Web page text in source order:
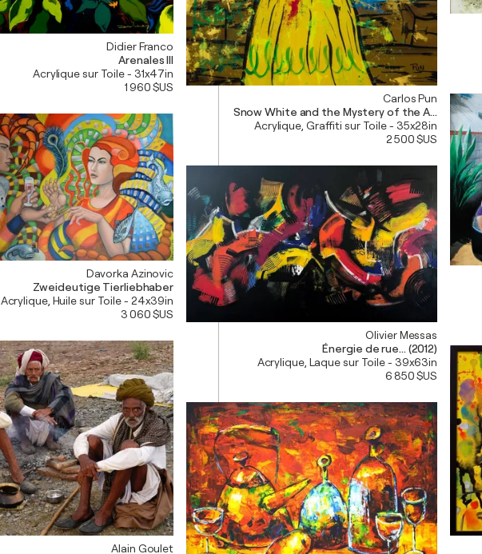
Didier Franco
Arenales III
Acrylique sur Toile - 31x47in
1 960 $US
Davorka Azinovic
Zweideutige Tierliebhaber
Acrylique, Huile sur Toile - 24x39in
3 060 $US
Alain Goulet
Carlos Pun
Snow White and the Mystery of the Apple
Acrylique, Graffiti sur Toile - 35x28in
2 500 $US
Olivier Messas
Énergie de rue... (2012)
Acrylique, Laque sur Toile - 39x63in
6 850 $US